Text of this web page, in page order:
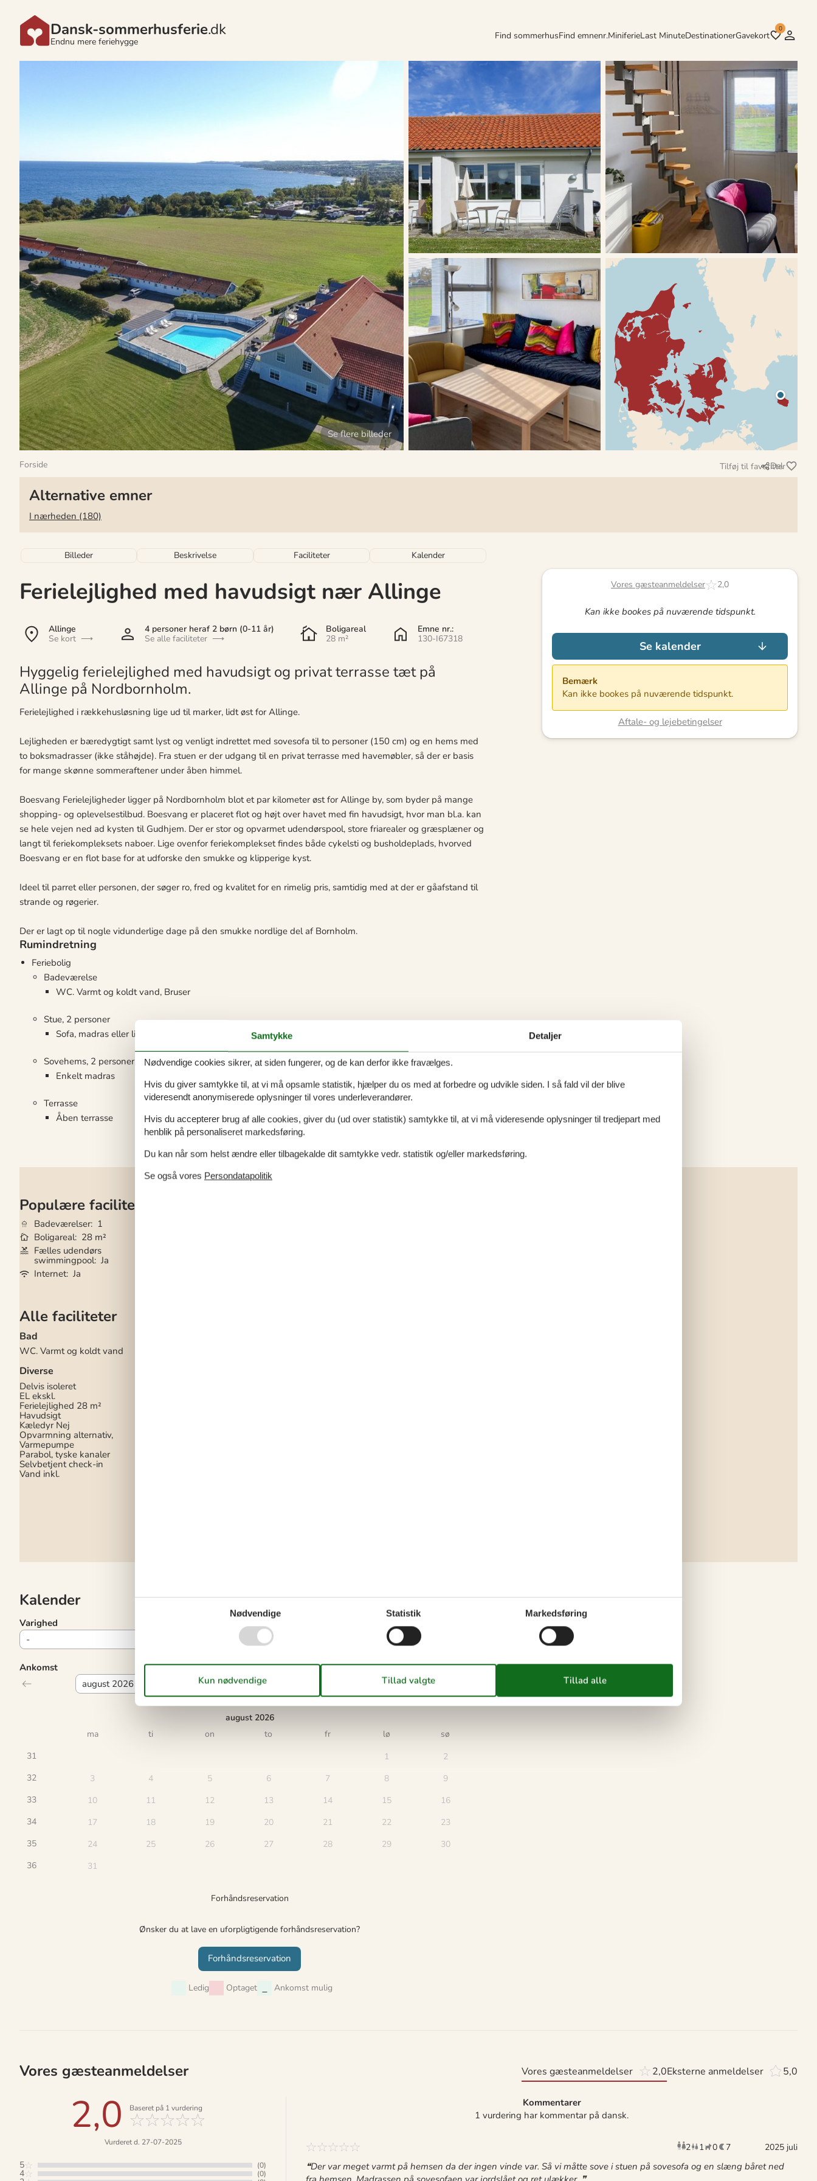
Dansk-sommerhusferie.dk
Endnu mere feriehygge
Find sommerhusFind emnenr.MiniferieLast MinuteDestinationerGavekort
0
Forside Tilføj til favoritter
Del
Alternative emner
I nærheden (180)
Billeder Beskrivelse Faciliteter Kalender
Ferielejlighed med havudsigt nær Allinge
Allinge
Se kort
4 personer heraf 2 børn (0-11 år)
Se alle faciliteter
Boligareal
28 m²
Emne nr.:
130-I67318
Hyggelig ferielejlighed med havudsigt og privat terrasse tæt på
Allinge på Nordbornholm.
Ferielejlighed i rækkehusløsning lige ud til marker, lidt øst for Allinge.
Lejligheden er bæredygtigt samt lyst og venligt indrettet med sovesofa til to personer (150 cm) og en hems med
to boksmadrasser (ikke ståhøjde). Fra stuen er der udgang til en privat terrasse med havemøbler, så der er basis
for mange skønne sommeraftener under åben himmel.
Boesvang Ferielejligheder ligger på Nordbornholm blot et par kilometer øst for Allinge by, som byder på mange
shopping- og oplevelsestilbud. Boesvang er placeret flot og højt over havet med fin havudsigt, hvor man bl.a. kan
se hele vejen ned ad kysten til Gudhjem. Der er stor og opvarmet udendørspool, store friarealer og græsplæner og
langt til feriekompleksets naboer. Lige ovenfor feriekomplekset findes både cykelsti og busholdeplads, hvorved
Boesvang er en flot base for at udforske den smukke og klipperige kyst.
Ideel til parret eller personen, der søger ro, fred og kvalitet for en rimelig pris, samtidig med at der er gåafstand til
strande og røgerier.
Der er lagt op til nogle vidunderlige dage på den smukke nordlige del af Bornholm.
Rumindretning
Feriebolig
Badeværelse
WC. Varmt og koldt vand, Bruser
Stue, 2 personer
Sofa, madras eller lignende
Sovehems, 2 personer
Enkelt madras
Terrasse
Åben terrasse
Populære faciliteter
Badeværelser 1
Boligareal 28 m²
Fælles udendørs
swimmingpool Ja
Internet Ja
Alle faciliteter
Bad
WC. Varmt og koldt vand
Diverse
Delvis isoleret
EL ekskl.
Ferielejlighed 28 m²
Havudsigt
Kæledyr Nej
Opvarmning alternativ,
Varmepumpe
Parabol, tyske kanaler
Selvbetjent check-in
Vand inkl.
Kalender
Ankomst
august 2026
ma
ti on to fr lø
sø
31
1
2
32
3 4 5 6 7 8
9
33
10 11 12 13 14 15
16
34
17 18 19 20 21 22
23
35
24 25 26 27 28 29
30
36
31
Forhåndsreservation
Ønsker du at lave en uforpligtigende forhåndsreservation?
Forhåndsreservation
Ledig Optaget Ankomst mulig
Varighed
Vores gæsteanmeldelser 2,0
Kan ikke bookes på nuværende tidspunkt.
Se kalender
Bemærk
Kan ikke bookes på nuværende tidspunkt.
Aftale- og lejebetingelser
Vores gæsteanmeldelser Vores gæsteanmeldelser 2,0Eksterne anmeldelser 5,0
2,0 Baseret på 1 vurdering
Vurderet d. 27-07-2025
5 (0)
4 (0)
Kommentarer
1 vurdering har kommentar på dansk.
2 1 barn
0 husdyr
7 2025 juli
Der var meget varmt på hemsen da der ingen vinde var. Så vi måtte sove i stuen på sovesofa og en slæng båret ned
Samtykke Detaljer
Nødvendige cookies sikrer, at siden fungerer, og de kan derfor ikke fravælges.
Hvis du giver samtykke til, at vi må opsamle statistik, hjælper du os med at forbedre og udvikle siden. I så fald vil der blive
videresendt anonymiserede oplysninger til vores underleverandører.
Hvis du accepterer brug af alle cookies, giver du (ud over statistik) samtykke til, at vi må videresende oplysninger til tredjepart med
henblik på personaliseret markedsføring.
Du kan når som helst ændre eller tilbagekalde dit samtykke vedr. statistik og/eller markedsføring.
Se også vores Persondatapolitik
Nødvendige Statistik Markedsføring